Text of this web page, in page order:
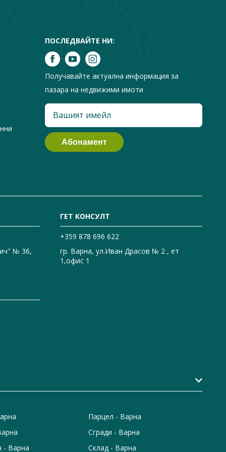
ПОСЛЕДВАЙТЕ НИ:
Получавайте актуална информация за
пазара на недвижими имоти
№ 36,
ГЕТ КОНСУЛТ
+359 878 696 622
гр. Варна, ул.Иван Драсов № 2 , ет
1,офис 1
- Варна
Парцел - Варна
Сгради - Варна
Склад - Варна